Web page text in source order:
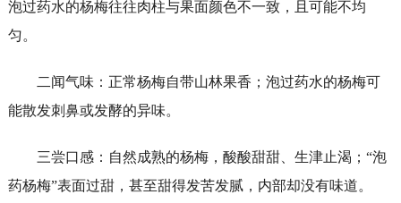
泡过药水的杨梅往往肉柱与果面颜色不一致，且可能不均
匀。
二闻气味：正常杨梅自带山林果香；泡过药水的杨梅可
能散发刺鼻或发酵的异味。
三尝口感：自然成熟的杨梅，酸酸甜甜、生津止渴；“泡
药杨梅”表面过甜，甚至甜得发苦发腻，内部却没有味道。